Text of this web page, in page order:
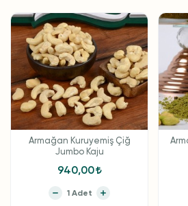
Armağan Kuruyemiş Çiğ
Jumbo Kaju
940,00